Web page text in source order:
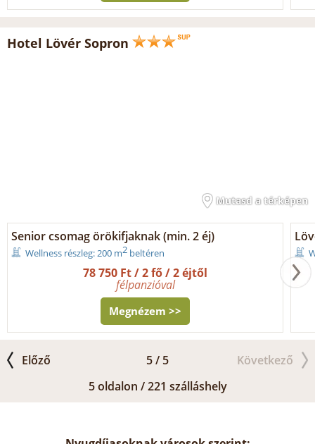
Hotel Lövér Sopron
Mutasd a térképen
Senior csomag örökifjaknak (min. 2 éj)
Wellness részleg: 200 m2 beltéren
78 750 Ft / 2 fő / 2 éjtől
félpanzióval
Megnézem >>
Előző 5 / 5
Következő
5 oldalon / 221 szálláshely